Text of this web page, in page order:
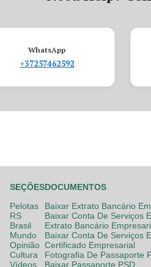
WhatsApp
+37257462592
SEÇÕES
Pelotas
RS
Brasil
Mundo
Opinião
Cultura
Vídeos
DOCUMENTOS
Baixar Extrato Bancário
Baixar Conta De Serviços
Extrato Bancário
Baixar Conta De Serviços
Certificado Empresarial
Fotografia De Passaporte
Baixar Passaporte PSD